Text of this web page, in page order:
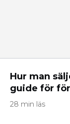
Hur man
guide för
28 min läs